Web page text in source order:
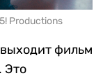
Productions
фильм
Это